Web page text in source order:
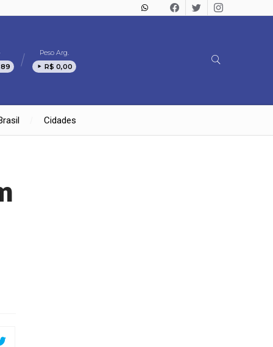
Peso Arg.
R$ 0,00
Cidades